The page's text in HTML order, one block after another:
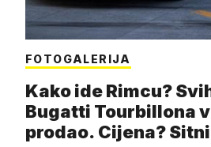
FOTOGALERIJA
Kako ide Rimcu?
Bugatti Tourbillona
prodao. Cijena?